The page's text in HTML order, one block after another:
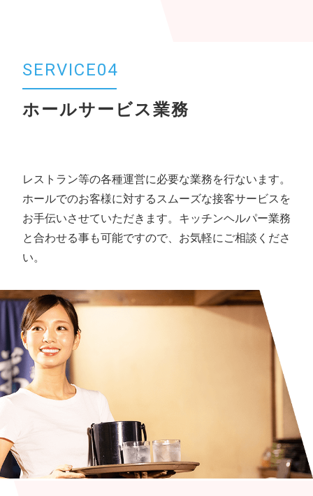
SERVICE04
ホールサービス業務
レストラン等の各種運営に必要な業務を行ないます。
ホールでのお客様に対するスムーズな接客サービスを
お手伝いさせていただきます。キッチンヘルパー業務
と合わせる事も可能ですので、お気軽にご相談くださ
い。